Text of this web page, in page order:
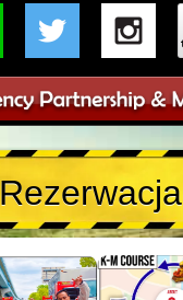
Rezerwacja